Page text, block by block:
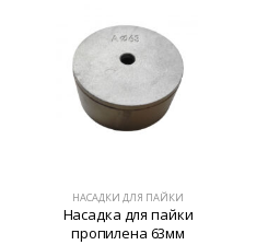
НАСАДКИ ДЛЯ ПАЙКИ
Насадка для пайки
пропилена 63мм